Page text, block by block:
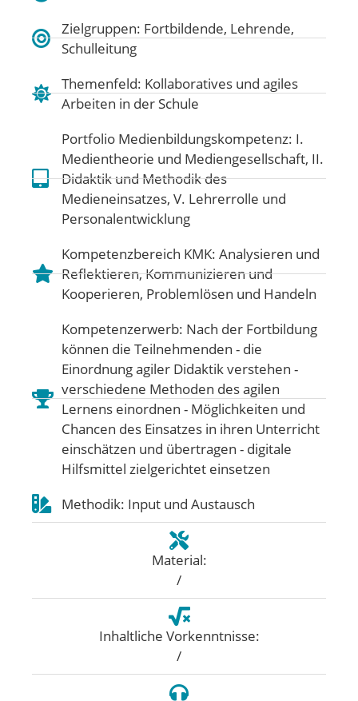
Zielgruppen: Fortbildende, Lehrende,
Schulleitung
Themenfeld: Kollaboratives und agiles
Arbeiten in der Schule
Portfolio Medienbildungskompetenz: I.
Medientheorie und Mediengesellschaft, II.
Didaktik und Methodik des
Medieneinsatzes, V. Lehrerrolle und
Personalentwicklung
Kompetenzbereich KMK: Analysieren und
Reflektieren,Kommunizieren und
Kooperieren, Problemlösen und Handeln
Kompetenzerwerb: Nach der Fortbildung
können die Teilnehmenden - die
Einordnung agiler Didaktik verstehen -
verschiedene Methoden des agilen
Lernens einordnen - Möglichkeiten und
Chancen des Einsatzes in ihren Unterricht
einschätzen und übertragen - digitale
Hilfsmittel zielgerichtet einsetzen
Methodik: Input und Austausch
Material:
/
Inhaltliche Vorkenntnisse:
/